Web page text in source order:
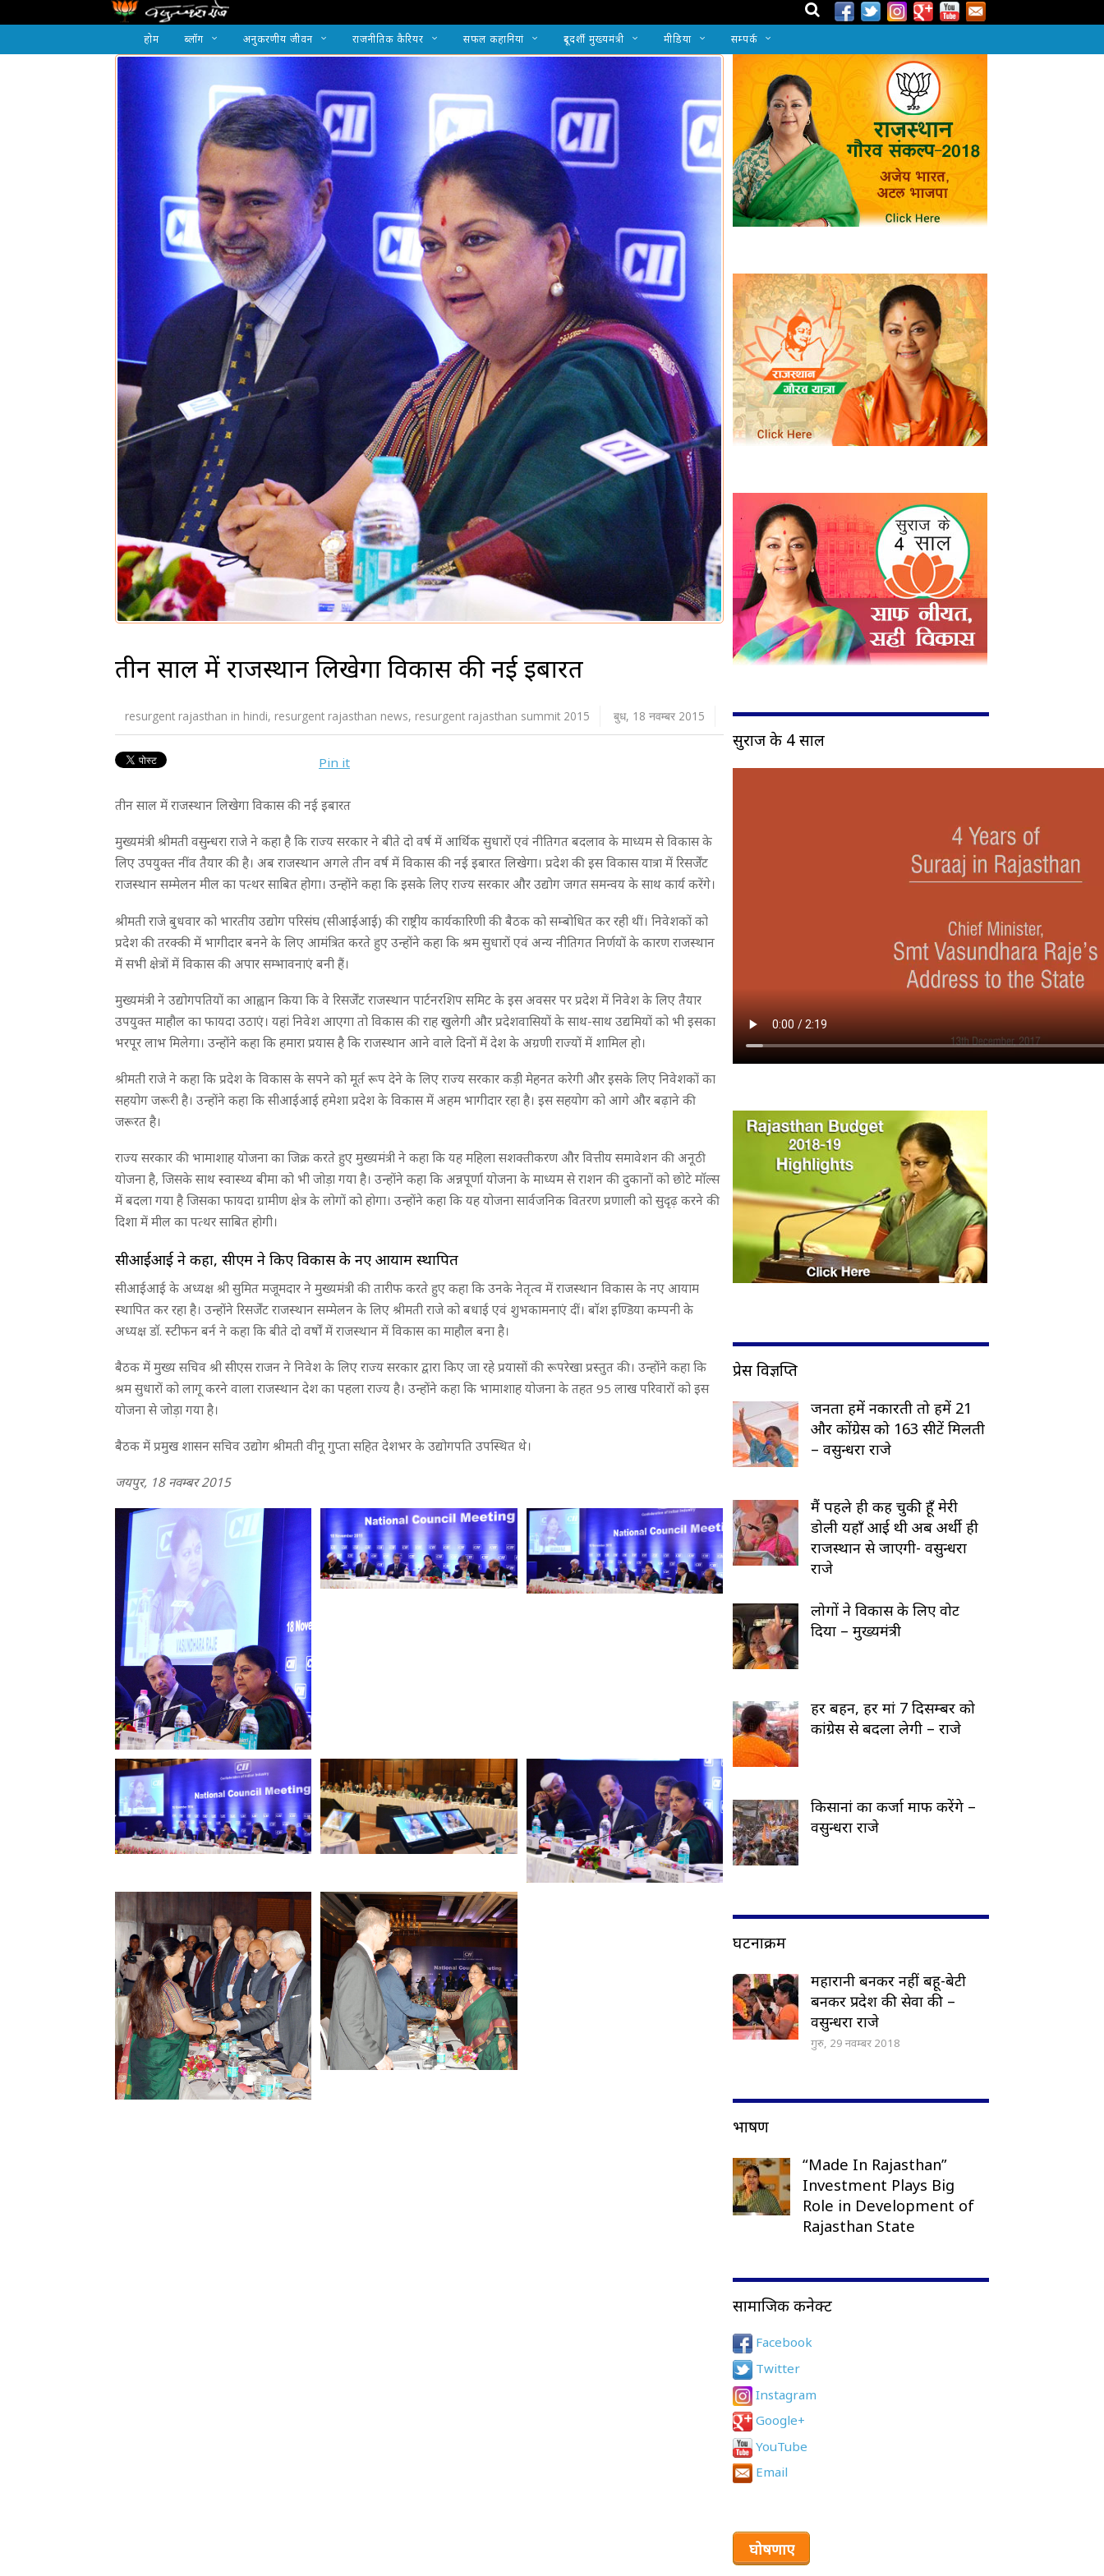
होम ब्लॉग अनुकरणीय जीवन राजनीतिक कैरियर सफल कहानियां दूरदर्शी मुख्यमंत्री मीडिया सम्पर्क
तीन साल में राजस्थान लिखेगा विकास की नई इबारत
resurgent rajasthan in hindi, resurgent rajasthan news, resurgent rajasthan summit 2015 बुध, 18 नवम्बर 2015
Pin it
तीन साल में राजस्थान लिखेगा विकास की नई इबारत
मुख्यमंत्री श्रीमती वसुन्धरा राजे ने कहा है कि राज्य सरकार ने बीते दो वर्ष में आर्थिक सुधारों एवं नीतिगत बदलाव के माध्यम से विकास के
लिए उपयुक्त नींव तैयार की है। अब राजस्थान अगले तीन वर्ष में विकास की नई इबारत लिखेगा। प्रदेश की इस विकास यात्रा में रिसर्जेंट
राजस्थान सम्मेलन मील का पत्थर साबित होगा। उन्होंने कहा कि इसके लिए राज्य सरकार और उद्योग जगत समन्वय के साथ कार्य करेंगे।
श्रीमती राजे बुधवार को भारतीय उद्योग परिसंघ (सीआईआई) की राष्ट्रीय कार्यकारिणी की बैठक को सम्बोधित कर रही थीं। निवेशकों को
प्रदेश की तरक्की में भागीदार बनने के लिए आमंत्रित करते हुए उन्होंने कहा कि श्रम सुधारों एवं अन्य नीतिगत निर्णयों के कारण राजस्थान
में सभी क्षेत्रों में विकास की अपार सम्भावनाएं बनी हैं।
मुख्यमंत्री ने उद्योगपतियों का आह्वान किया कि वे रिसर्जेंट राजस्थान पार्टनरशिप समिट के इस अवसर पर प्रदेश में निवेश के लिए तैयार
उपयुक्त माहौल का फायदा उठाएं। यहां निवेश आएगा तो विकास की राह खुलेगी और प्रदेशवासियों के साथ-साथ उद्यमियों को भी इसका
भरपूर लाभ मिलेगा। उन्होंने कहा कि हमारा प्रयास है कि राजस्थान आने वाले दिनों में देश के अग्रणी राज्यों में शामिल हो।
श्रीमती राजे ने कहा कि प्रदेश के विकास के सपने को मूर्त रूप देने के लिए राज्य सरकार कड़ी मेहनत करेगी और इसके लिए निवेशकों का
सहयोग जरूरी है। उन्होंने कहा कि सीआईआई हमेशा प्रदेश के विकास में अहम भागीदार रहा है। इस सहयोग को आगे और बढ़ाने की
जरूरत है।
राज्य सरकार की भामाशाह योजना का जिक्र करते हुए मुख्यमंत्री ने कहा कि यह महिला सशक्तीकरण और वित्तीय समावेशन की अनूठी
योजना है, जिसके साथ स्वास्थ्य बीमा को भी जोड़ा गया है। उन्होंने कहा कि अन्नपूर्णा योजना के माध्यम से राशन की दुकानों को छोटे माॅल्स
में बदला गया है जिसका फायदा ग्रामीण क्षेत्र के लोगों को होगा। उन्होंने कहा कि यह योजना सार्वजनिक वितरण प्रणाली को सुदृढ़ करने की
दिशा में मील का पत्थर साबित होगी।
सीआईआई ने कहा, सीएम ने किए विकास के नए आयाम स्थापित
सीआईआई के अध्यक्ष श्री सुमित मजूमदार ने मुख्यमंत्री की तारीफ करते हुए कहा कि उनके नेतृत्व में राजस्थान विकास के नए आयाम
स्थापित कर रहा है। उन्होंने रिसर्जेंट राजस्थान सम्मेलन के लिए श्रीमती राजे को बधाई एवं शुभकामनाएं दीं। बाॅश इण्डिया कम्पनी के
अध्यक्ष डाॅ. स्टीफन बर्न ने कहा कि बीते दो वर्षों में राजस्थान में विकास का माहौल बना है।
बैठक में मुख्य सचिव श्री सीएस राजन ने निवेश के लिए राज्य सरकार द्वारा किए जा रहे प्रयासों की रूपरेखा प्रस्तुत की। उन्होंने कहा कि
श्रम सुधारों को लागू करने वाला राजस्थान देश का पहला राज्य है। उन्होंने कहा कि भामाशाह योजना के तहत 95 लाख परिवारों को इस
योजना से जोड़ा गया है।
बैठक में प्रमुख शासन सचिव उद्योग श्रीमती वीनू गुप्ता सहित देशभर के उद्योगपति उपस्थित थे।
जयपुर, 18 नवम्बर 2015
सुराज के 4 साल
प्रेस विज्ञप्ति
जनता हमें नकारती तो हमें 21
और कोंग्रेस को 163 सीटें मिलती
– वसुन्धरा राजे
मैं पहले ही कह चुकी हूँ मेरी
डोली यहाँ आई थी अब अर्थी ही
राजस्थान से जाएगी- वसुन्धरा
राजे
लोगों ने विकास के लिए वोट
दिया – मुख्यमंत्री
हर बहन, हर मां 7 दिसम्बर को
कांग्रेस से बदला लेगी – राजे
किसानां का कर्जा माफ करेंगे –
वसुन्धरा राजे
घटनाक्रम
महारानी बनकर नहीं बहू-बेटी
बनकर प्रदेश की सेवा की –
वसुन्धरा राजे
गुरु, 29 नवम्बर 2018
भाषण
“Made In Rajasthan”
Investment Plays Big
Role in Development of
Rajasthan State
सामाजिक कनेक्ट
Facebook
Twitter
Instagram
Google+
YouTube
Email
घोषणाए